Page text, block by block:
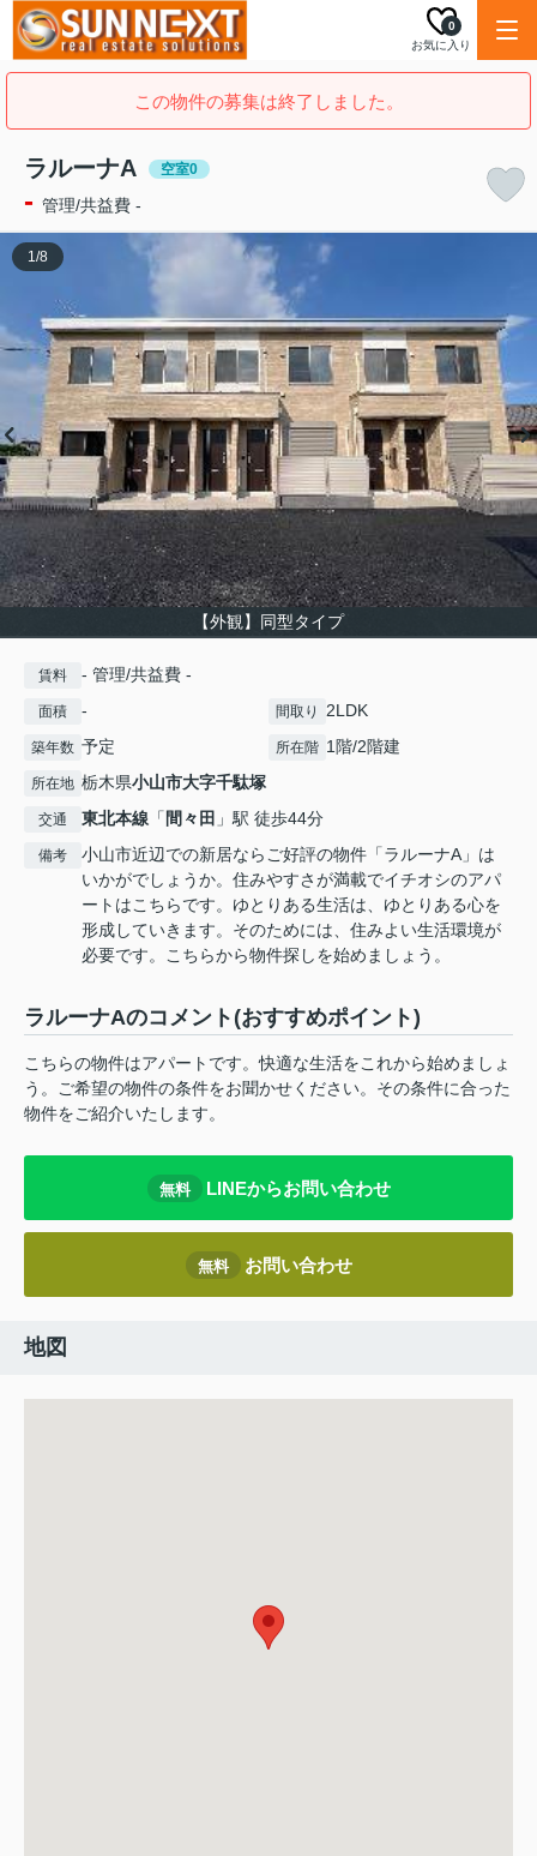
お気に入り
0
この物件の募集は終了しました。
ラルーナA 空室0
- 管理/共益費 -
【外観】同型タイプ
1/8
賃料 - 管理/共益費 -
面積 - 間取り 2LDK
築年数 予定 所在階 1階/2階建
所在地 栃木県小山市大字千駄塚
交通 東北本線 「 間々田 」駅 徒歩44分
備考
小山市近辺での新居ならご好評の物件「ラルーナA」は
いかがでしょうか。住みやすさが満載でイチオシのアパ
ートはこちらです。ゆとりある生活は、ゆとりある心を
形成していきます。そのためには、住みよい生活環境が
必要です。こちらから物件探しを始めましょう。
ラルーナAのコメント(おすすめポイント)
こちらの物件はアパートです。快適な生活をこれから始めましょ
う。ご希望の物件の条件をお聞かせください。その条件に合った
物件をご紹介いたします。
無料 LINEからお問い合わせ
無料 お問い合わせ
地図